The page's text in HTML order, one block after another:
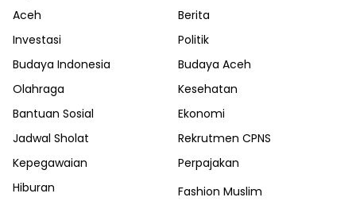
Aceh
Berita
Investasi
Politik
Budaya Indonesia
Budaya Aceh
Olahraga
Kesehatan
Bantuan Sosial
Ekonomi
Jadwal Sholat
Rekrutmen CPNS
Kepegawaian
Perpajakan
Hiburan
Fashion Muslim